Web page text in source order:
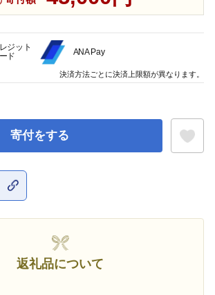
寄付をする
返礼品について
ジット
ド
ANA Pay
決済方法ごとに決済上限額が異なります。